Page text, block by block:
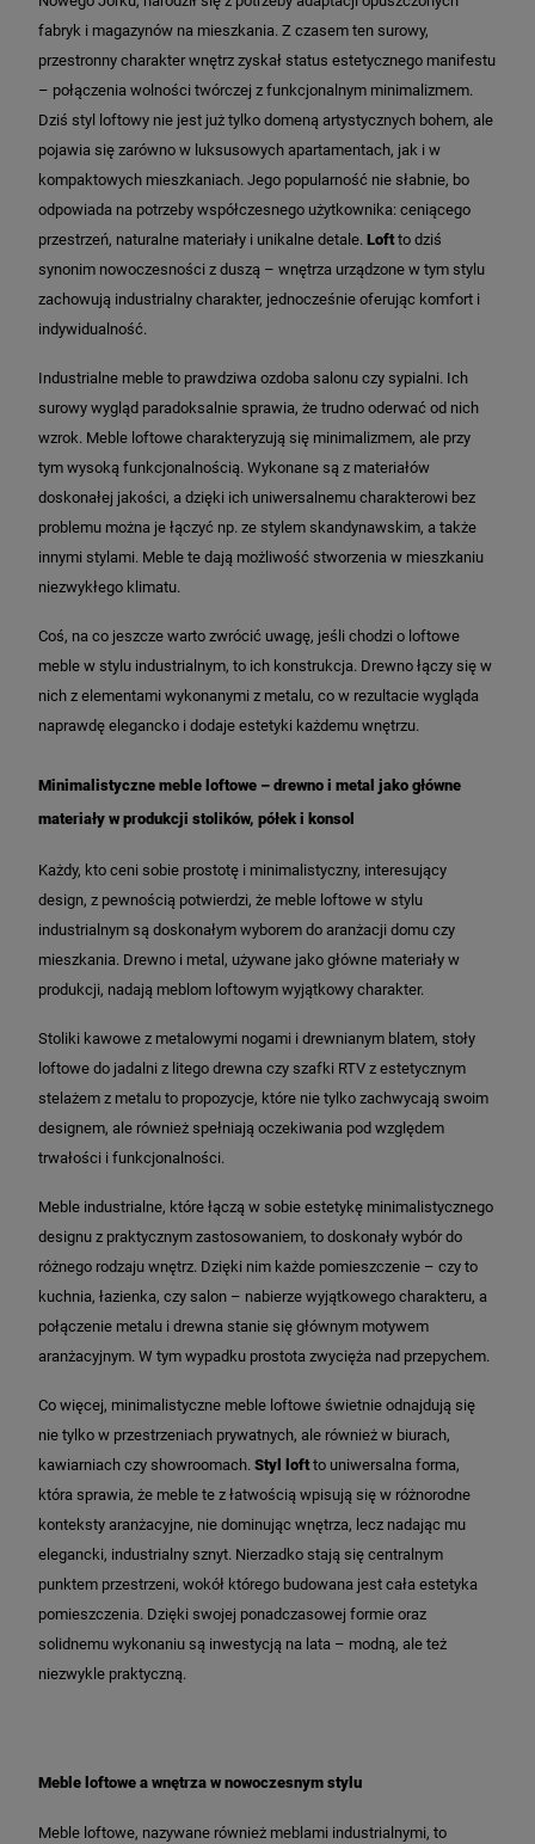
fabryk i magazynów na mieszkania. Z czasem ten surowy,
przestronny charakter wnętrz zyskał status estetycznego manifestu
– połączenia wolności twórczej z funkcjonalnym minimalizmem.
Dziś styl loftowy nie jest już tylko domeną artystycznych bohem, ale
pojawia się zarówno w luksusowych apartamentach, jak i w
kompaktowych mieszkaniach. Jego popularność nie słabnie, bo
odpowiada na potrzeby współczesnego użytkownika: ceniącego
przestrzeń, naturalne materiały i unikalne detale. Loftto dziś
synonim nowoczesności z duszą – wnętrza urządzone w tym stylu
zachowują industrialny charakter, jednocześnie oferując komfort i
indywidualność.
Industrialne meble to prawdziwa ozdoba salonu czy sypialni. Ich
surowy wygląd paradoksalnie sprawia, że trudno oderwać od nich
wzrok. Meble loftowe charakteryzują się minimalizmem, ale przy
tym wysoką funkcjonalnością. Wykonane są z materiałów
doskonałej jakości, a dzięki ich uniwersalnemu charakterowi bez
problemu można je łączyć np. ze stylem skandynawskim, a także
innymi stylami. Meble te dają możliwość stworzenia w mieszkaniu
niezwykłego klimatu.
Coś, na co jeszcze warto zwrócić uwagę, jeśli chodzi o loftowe
meble w stylu industrialnym, to ich konstrukcja. Drewno łączy się w
nich z elementami wykonanymi z metalu, co w rezultacie wygląda
naprawdę elegancko i dodaje estetyki każdemu wnętrzu.
Minimalistyczne meble loftowe – drewno i metal jako główne
materiały w produkcji stolików, półek i konsol
Każdy, kto ceni sobie prostotę i minimalistyczny, interesujący
design, z pewnością potwierdzi, że meble loftowe w stylu
industrialnym są doskonałym wyborem do aranżacji domu czy
mieszkania. Drewno i metal, używane jako główne materiały w
produkcji, nadają meblom loftowym wyjątkowy charakter.
Stoliki kawowe z metalowymi nogami i drewnianym blatem, stoły
loftowe do jadalni z litego drewna czy szafki RTV z estetycznym
stelażem z metalu to propozycje, które nie tylko zachwycają swoim
designem, ale również spełniają oczekiwania pod względem
trwałości i funkcjonalności.
Meble industrialne, które łączą w sobie estetykę minimalistycznego
designu z praktycznym zastosowaniem, to doskonały wybór do
różnego rodzaju wnętrz. Dzięki nim każde pomieszczenie – czy to
kuchnia, łazienka, czy salon – nabierze wyjątkowego charakteru, a
połączenie metalu i drewna stanie się głównym motywem
aranżacyjnym. W tym wypadku prostota zwycięża nad przepychem.
Co więcej, minimalistyczne meble loftowe świetnie odnajdują się
nie tylko w przestrzeniach prywatnych, ale również w biurach,
kawiarniach czy showroomach. Styl loftto uniwersalna forma,
która sprawia, że meble te z łatwością wpisują się w różnorodne
konteksty aranżacyjne, nie dominując wnętrza, lecz nadając mu
elegancki, industrialny sznyt. Nierzadko stają się centralnym
punktem przestrzeni, wokół którego budowana jest cała estetyka
pomieszczenia. Dzięki swojej ponadczasowej formie oraz
solidnemu wykonaniu są inwestycją na lata – modną, ale też
niezwykle praktyczną.
Meble loftowe a wnętrza w nowoczesnym stylu
Meble loftowe, nazywane również meblami industrialnymi, to